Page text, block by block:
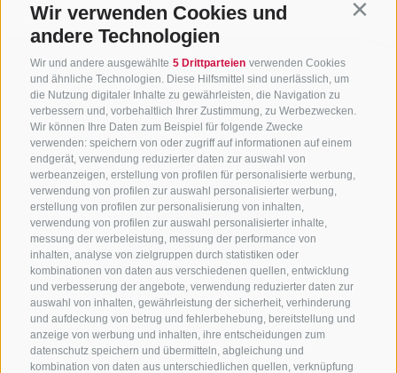
Wir verwenden Cookies und
andere Technologien
Wir und andere ausgewählte 5 Drittparteien verwenden Cookies
und ähnliche Technologien. Diese Hilfsmittel sind unerlässlich, um
die Nutzung digitaler Inhalte zu gewährleisten, die Navigation zu
verbessern und, vorbehaltlich Ihrer Zustimmung, zu Werbezwecken.
Wir können Ihre Daten zum Beispiel für folgende Zwecke
verwenden: speichern von oder zugriff auf informationen auf einem
endgerät, verwendung reduzierter daten zur auswahl von
werbeanzeigen, erstellung von profilen für personalisierte werbung,
verwendung von profilen zur auswahl personalisierter werbung,
erstellung von profilen zur personalisierung von inhalten,
verwendung von profilen zur auswahl personalisierter inhalte,
messung der werbeleistung, messung der performance von
inhalten, analyse von zielgruppen durch statistiken oder
kombinationen von daten aus verschiedenen quellen, entwicklung
und verbesserung der angebote, verwendung reduzierter daten zur
auswahl von inhalten, gewährleistung der sicherheit, verhinderung
und aufdeckung von betrug und fehlerbehebung, bereitstellung und
anzeige von werbung und inhalten, ihre entscheidungen zum
datenschutz speichern und übermitteln, abgleichung und
kombination von daten aus unterschiedlichen quellen, verknüpfung
KONTAKTIERE UNS
+39 0472 765 325
info@sterzing.com